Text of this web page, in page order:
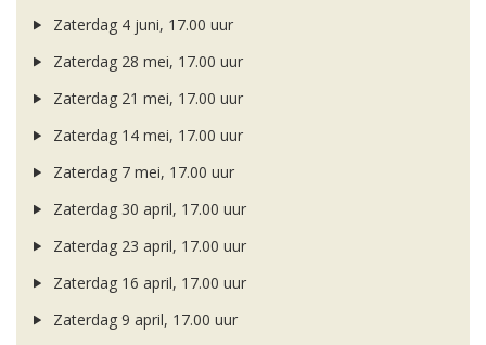
Zaterdag 4 juni, 17.00 uur
Zaterdag 28 mei, 17.00 uur
Zaterdag 21 mei, 17.00 uur
Zaterdag 14 mei, 17.00 uur
Zaterdag 7 mei, 17.00 uur
Zaterdag 30 april, 17.00 uur
Zaterdag 23 april, 17.00 uur
Zaterdag 16 april, 17.00 uur
Zaterdag 9 april, 17.00 uur